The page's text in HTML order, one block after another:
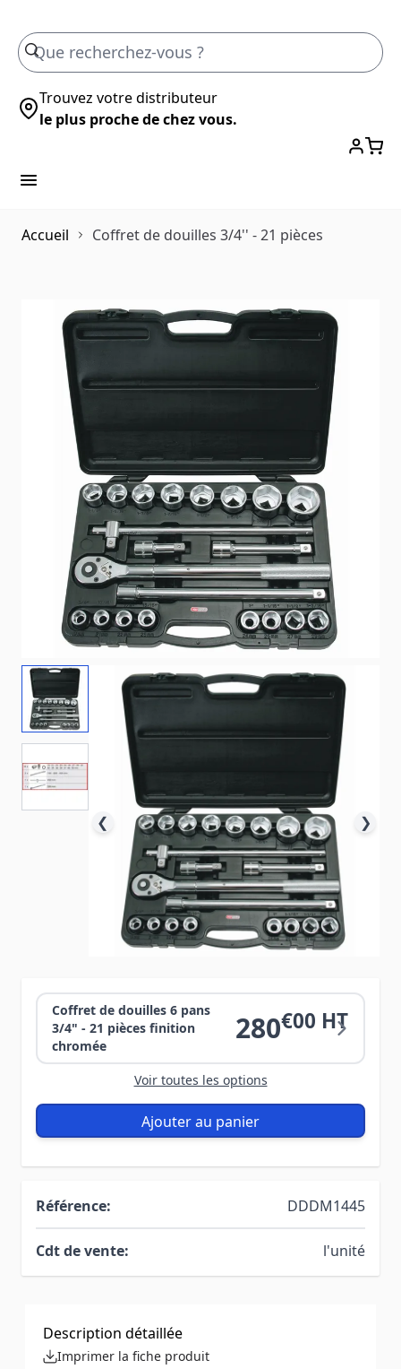
Trouvez votre distributeur
le plus proche de chez vous.
Accueil Coffret de douilles 3/4'' - 21 pièces
Coffret de douilles 6 pans
3/4" - 21 pièces finition
chromée
280€00 HT
Voir toutes les options
Ajouter au panier
Référence: DDDM1445
Cdt de vente: l'unité
❮ ❯
Description détaillée
Imprimer la fiche produit